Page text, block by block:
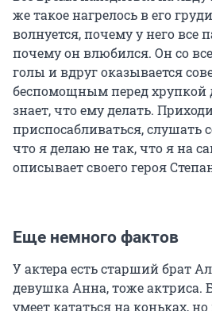
же такое нагрелось в его
волнуется, почему у него все
почему он влюбился. Он со
голы и вдруг оказывается
беспомощным перед хрупкой
знает, что ему делать.
приспосабливаться, слушать
что я делаю не так, что я на
описывает своего героя
Еще немного фактов
У актера есть старший брат
девушка Анна, тоже актриса.
умеет кататься на коньках,